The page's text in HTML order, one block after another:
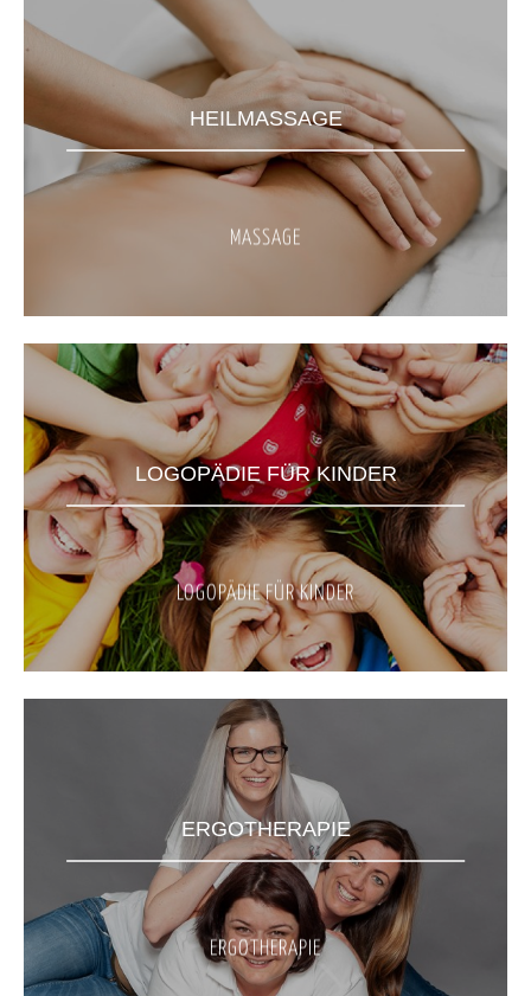
HEILMASSAGE
MASSAGE
LOGOPÄDIE FÜR KINDER
LOGOPÄDIE FÜR KINDER
ERGOTHERAPIE
ERGOTHERAPIE